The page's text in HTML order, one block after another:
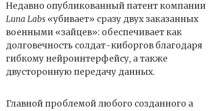
Недавно опубликованный патент компании
Luna Labs «убивает» сразу двух заказанных
военными «зайцев»: обеспечивает как
долговечность солдат-киборгов благодаря
гибкому нейроинтерфейсу, а также
двусторонную передачу данных.
Главной проблемой любого созданного а